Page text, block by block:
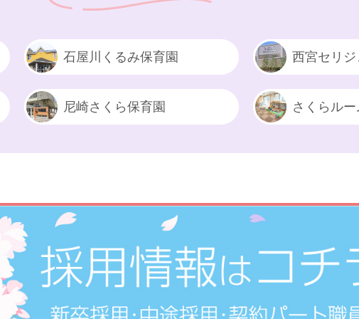
石屋川くるみ保育園 西宮セリジ
尼崎さくら保育園 さくらルー